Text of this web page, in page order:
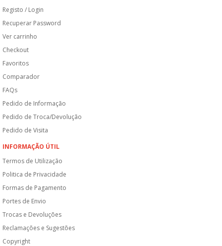
Registo / Login
Recuperar Password
Ver carrinho
Checkout
Favoritos
Comparador
FAQs
Pedido de Informação
Pedido de Troca/Devolução
Pedido de Visita
INFORMAÇÃO ÚTIL
Termos de Utilização
Politica de Privacidade
Formas de Pagamento
Portes de Envio
Trocas e Devoluções
Reclamações e Sugestões
Copyright